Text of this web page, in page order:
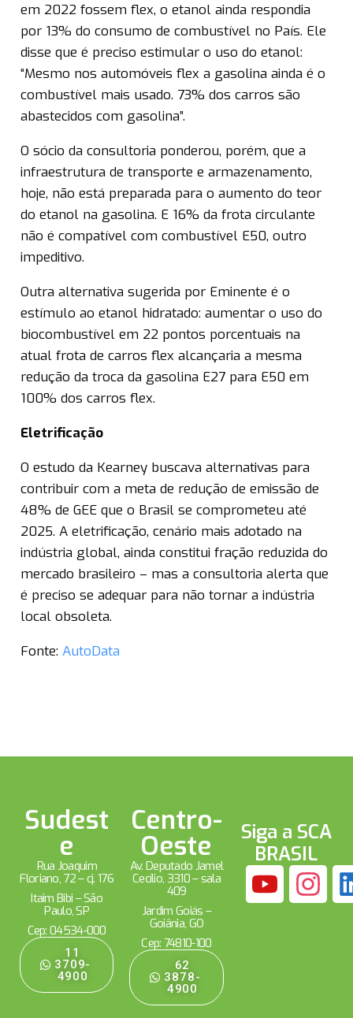
em 2022 fossem flex, o etanol ainda respondia
por 13% do consumo de combustível no País. Ele
disse que é preciso estimular o uso do etanol:
“Mesmo nos automóveis flex a gasolina ainda é o
combustível mais usado. 73% dos carros são
abastecidos com gasolina”.
O sócio da consultoria ponderou, porém, que a
infraestrutura de transporte e armazenamento,
hoje, não está preparada para o aumento do teor
do etanol na gasolina. E 16% da frota circulante
não é compatível com combustível E50, outro
impeditivo.
Outra alternativa sugerida por Eminente é o
estímulo ao etanol hidratado: aumentar o uso do
biocombustível em 22 pontos porcentuais na
atual frota de carros flex alcançaria a mesma
redução da troca da gasolina E27 para E50 em
100% dos carros flex.
Eletrificação
O estudo da Kearney buscava alternativas para
contribuir com a meta de redução de emissão de
48% de GEE que o Brasil se comprometeu até
2025. A eletrificação, cenário mais adotado na
indústria global, ainda constitui fração reduzida do
mercado brasileiro – mas a consultoria alerta que
é preciso se adequar para não tornar a indústria
local obsoleta.
Fonte: AutoData
Sudest
e
Rua Joaquim
Floriano, 72 – cj. 176
Itaim Bibi – São
Paulo, SP
Cep: 04534-000
11
3709-
4900
Centro-
Oeste
Av. Deputado Jamel
Cecílio, 3310 – sala
409
Jardim Goiás –
Goiânia, GO
Cep: 74810-100
62
3878-
4900
Siga a SCA
BRASIL